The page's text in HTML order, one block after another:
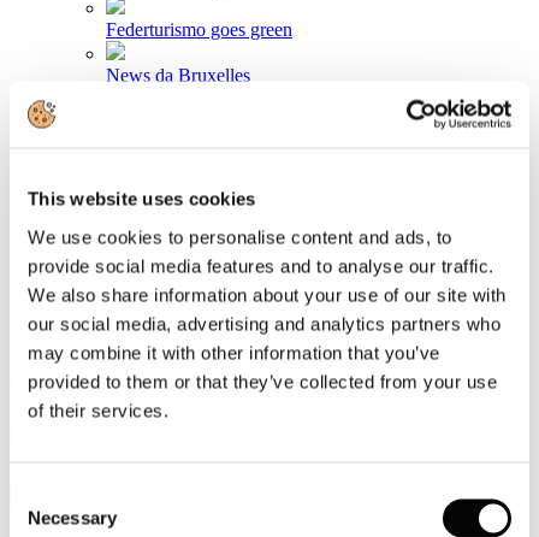
This website uses cookies
We use cookies to personalise content and ads, to
provide social media features and to analyse our traffic.
We also share information about your use of our site with
our social media, advertising and analytics partners who
may combine it with other information that you’ve
provided to them or that they’ve collected from your use
of their services.
Selection
Necessary
Federturismo goes green
News da Bruxelles
Newsletter
Video
Articoli e Interviste
Contatti
Tel. +39 320 57 80 986
Email segreteria@federturismo.it